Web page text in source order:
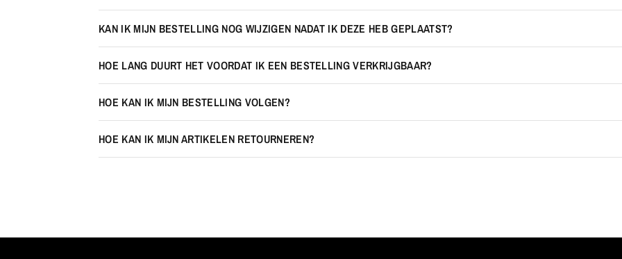
KAN IK MIJN BESTELLING NOG WIJZIGEN NADAT IK DEZE HEB GEPLAATST?
HOE LANG DUURT HET VOORDAT IK EEN BESTELLING VERKRIJGBAAR?
HOE KAN IK MIJN BESTELLING VOLGEN?
HOE KAN IK MIJN ARTIKELEN RETOURNEREN?